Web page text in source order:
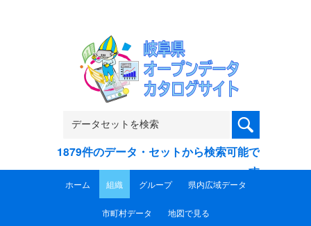
1879件のデータ・セットから検索可能で
す
ホーム 組織 グループ 県内広域データ
市町村データ 地図で見る